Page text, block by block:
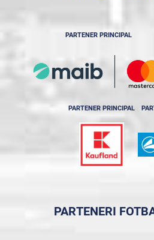
PARTENER PRINCIPAL
PARTENER PRINCIPAL
PARTENERI